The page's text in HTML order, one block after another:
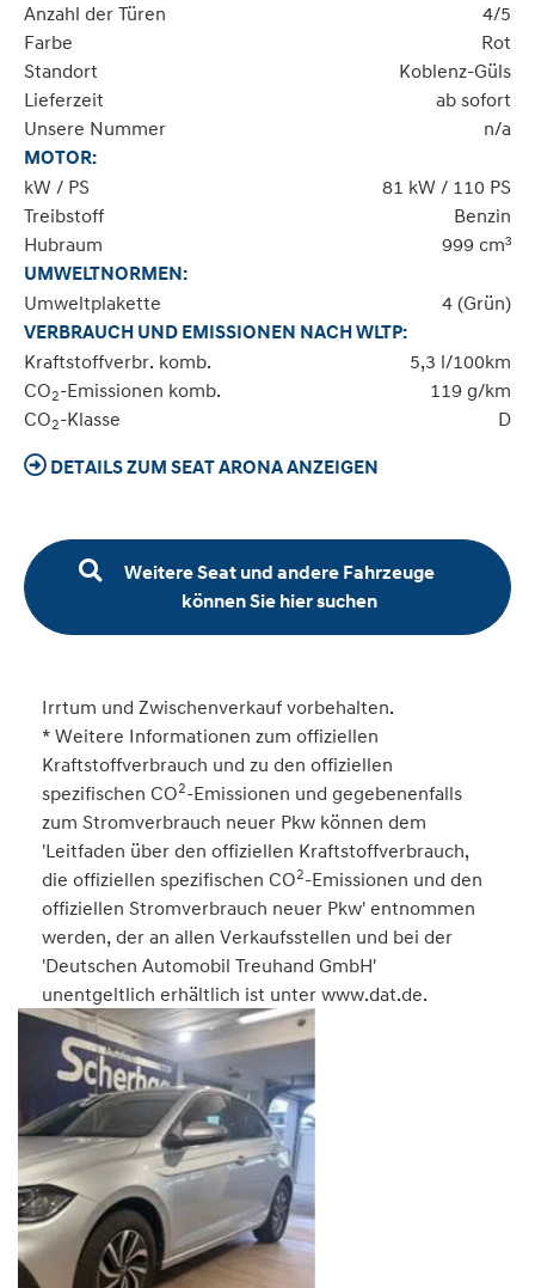
Anzahl der Türen
4/5
Farbe
Rot
Standort
Koblenz-Güls
Lieferzeit
ab sofort
Unsere Nummer
n/a
MOTOR:
kW / PS
81 kW / 110 PS
Treibstoff
Benzin
Hubraum
999 cm³
UMWELTNORMEN:
Umweltplakette
4 (Grün)
VERBRAUCH UND EMISSIONEN NACH WLTP:
Kraftstoffverbr. komb.
5,3 l/100km
CO2-Emissionen komb.
119 g/km
CO2-Klasse D
DETAILS ZUM SEAT ARONA ANZEIGEN
Weitere Seat und andere Fahrzeuge
können Sie hier suchen
Irrtum und Zwischenverkauf vorbehalten.
* Weitere Informationen zum offiziellen
Kraftstoffverbrauch und zu den offiziellen
spezifischen CO2-Emissionen und gegebenenfalls
zum Stromverbrauch neuer Pkw können dem
'Leitfaden über den offiziellen Kraftstoffverbrauch,
die offiziellen spezifischen CO2-Emissionen und den
offiziellen Stromverbrauch neuer Pkw' entnommen
werden, der an allen Verkaufsstellen und bei der
'Deutschen Automobil Treuhand GmbH'
unentgeltlich erhältlich ist unter www.dat.de.